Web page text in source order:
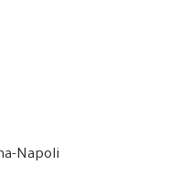
Napoli